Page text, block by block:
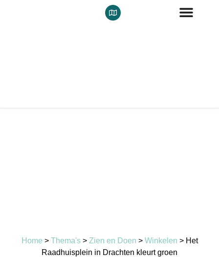
Home > Thema's> Zien en Doen > Winkelen > Het
Raadhuisplein in Drachten kleurt groen